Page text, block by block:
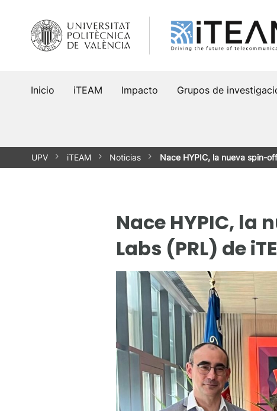
contenido
Inicio iTEAM Impacto Grupos de
UPV iTEAM Noticias Nace HYPIC, la nueva spin-
Nace HYPIC, la
Labs (PRL) de